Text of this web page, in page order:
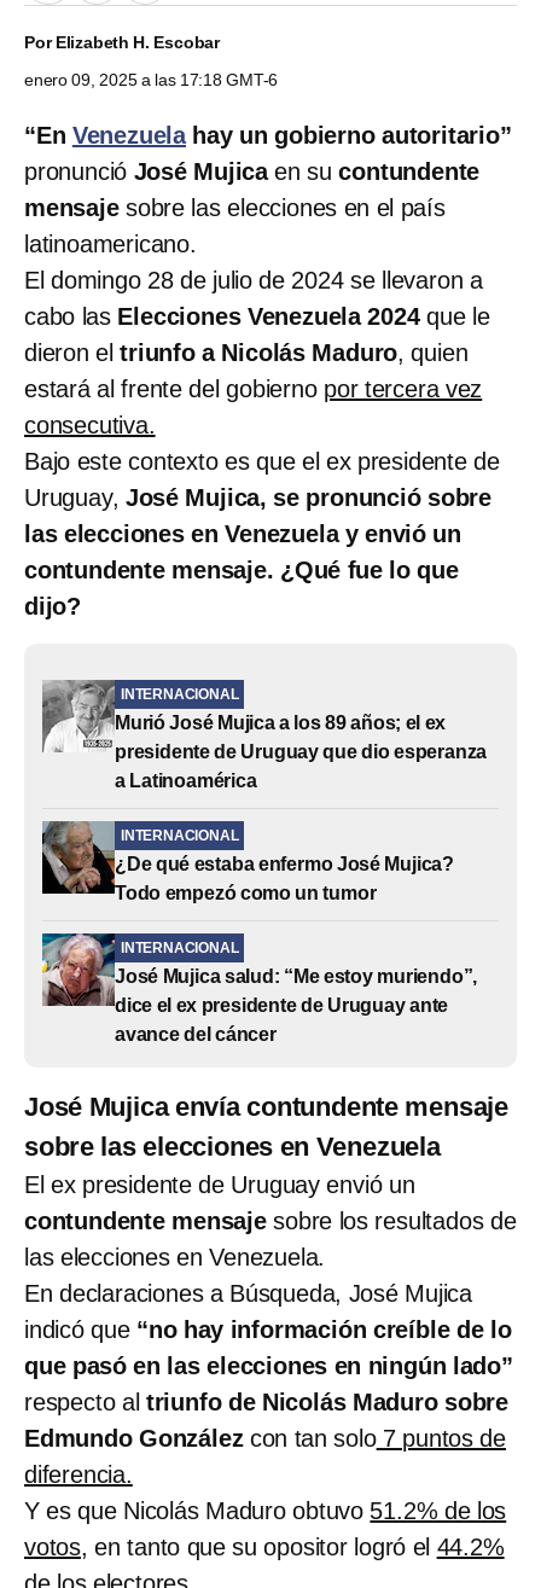
PorElizabeth H. Escobar
enero 09, 2025 a las 17:18 GMT-6
“En Venezuelahay un gobierno autoritario”
pronunció José Mujicaen sucontundente
mensajesobre las elecciones en el país
latinoamericano.
El domingo 28 de julio de 2024 se llevaron a
cabo las Elecciones Venezuela 2024que le
dieron eltriunfo a Nicolás Maduro, quien
estará al frente del gobierno por tercera vez
consecutiva.
Bajo este contexto es que el ex presidente de
Uruguay, José Mujica, se pronunció sobre
las elecciones en Venezuela y envió un
contundente mensaje. ¿Qué fue lo que
dijo?
INTERNACIONAL
Murió José Mujica a los 89 años; el ex
presidente de Uruguay que dio esperanza
a Latinoamérica
INTERNACIONAL
¿De qué estaba enfermo José Mujica?
Todo empezó como un tumor
INTERNACIONAL
José Mujica salud: “Me estoy muriendo”,
dice el ex presidente de Uruguay ante
avance del cáncer
José Mujica envía contundente mensaje
sobre las elecciones en Venezuela
El ex presidente de Uruguay envió un
contundente mensajesobre los resultados de
las elecciones en Venezuela.
En declaraciones a Búsqueda, José Mujica
indicó que“no hay información creíble de lo
que pasó en las elecciones en ningún lado”
respecto al triunfo de Nicolás Maduro sobre
Edmundo Gonzálezcon tan solo7 puntos de
diferencia.
Y es que Nicolás Maduro obtuvo 51.2% de los
votos, en tanto que su opositor logró el 44.2%